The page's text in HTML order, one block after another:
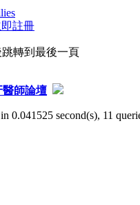
註冊
跳轉到最後一頁
醫師論壇
in 0.041525 second(s), 11